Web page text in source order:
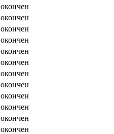
окончен
окончен
окончен
окончен
окончен
окончен
окончен
окончен
окончен
окончен
окончен
окончен